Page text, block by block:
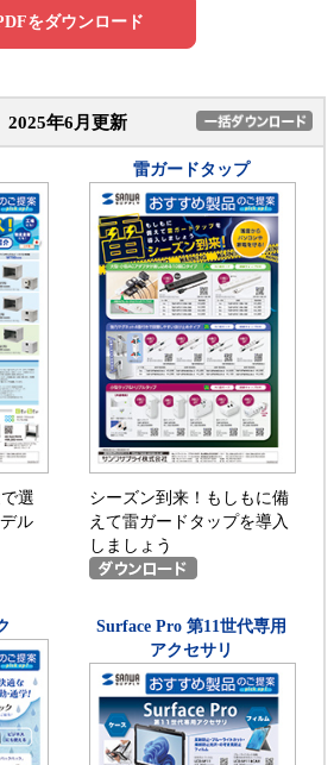
をダウンロード
2025年6月更新
選
ル
雷ガードタップ
シーズン到来！もしもに備
えて雷ガードタップを導入
しましょう
Surface Pro 第11世代専用
アクセサリ